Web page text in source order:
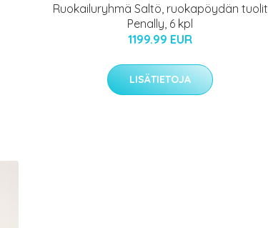
Ruokailuryhmä Saltö, ruokapöydän tuolit
Penally, 6 kpl
1199.99 EUR
LISÄTIETOJA